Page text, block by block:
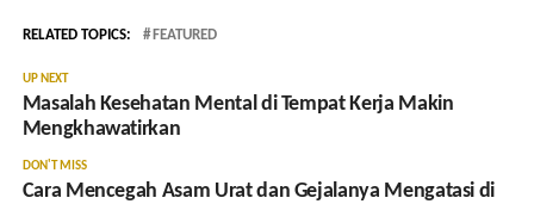
RELATED TOPICS: FEATURED
UP NEXT
Masalah Kesehatan Mental di Tempat Kerja Makin
Mengkhawatirkan
DON'T MISS
Cara Mencegah Asam Urat dan Gejalanya Mengatasi di